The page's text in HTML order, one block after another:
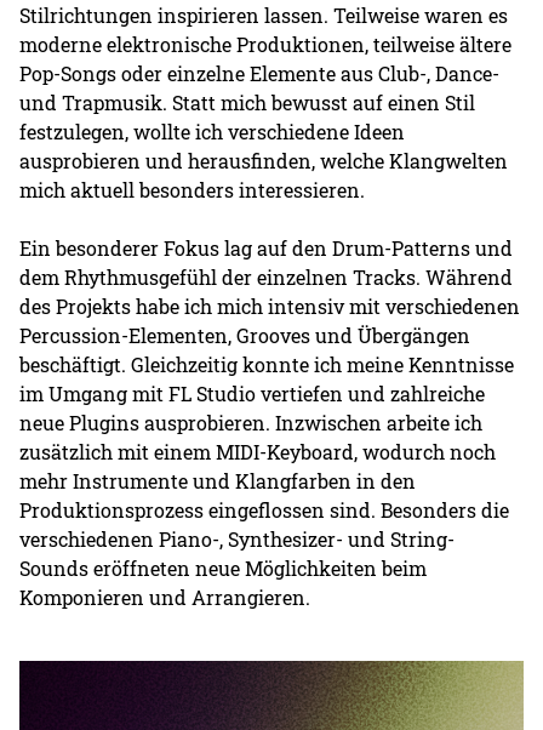
Stilrichtungen inspirieren lassen. Teilweise waren es
moderne elektronische Produktionen, teilweise ältere
Pop-Songs oder einzelne Elemente aus Club-, Dance-
und Trapmusik. Statt mich bewusst auf einen Stil
festzulegen, wollte ich verschiedene Ideen
ausprobieren und herausfinden, welche Klangwelten
mich aktuell besonders interessieren.
Ein besonderer Fokus lag auf den Drum-Patterns und
dem Rhythmusgefühl der einzelnen Tracks. Während
des Projekts habe ich mich intensiv mit verschiedenen
Percussion-Elementen, Grooves und Übergängen
beschäftigt. Gleichzeitig konnte ich meine Kenntnisse
im Umgang mit FL Studio vertiefen und zahlreiche
neue Plugins ausprobieren. Inzwischen arbeite ich
zusätzlich mit einem MIDI-Keyboard, wodurch noch
mehr Instrumente und Klangfarben in den
Produktionsprozess eingeflossen sind. Besonders die
verschiedenen Piano-, Synthesizer- und String-
Sounds eröffneten neue Möglichkeiten beim
Komponieren und Arrangieren.